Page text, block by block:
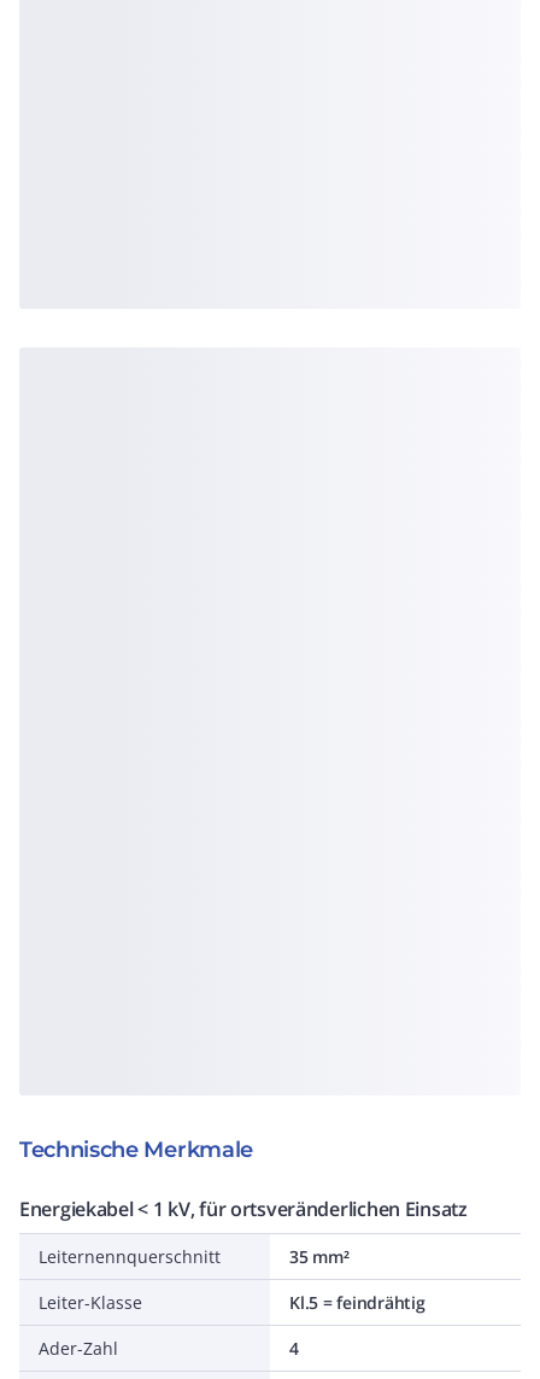
Technische Merkmale
Energiekabel < 1 kV, für ortsveränderlichen Einsatz
Leiternennquerschnitt
35 mm²
Leiter-Klasse
Kl.5 = feindrähtig
Ader-Zahl
4